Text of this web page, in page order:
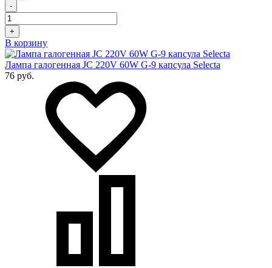
-
+
В корзину
Лампа галогенная JC 220V 60W G-9 капсула Selecta
76 руб.